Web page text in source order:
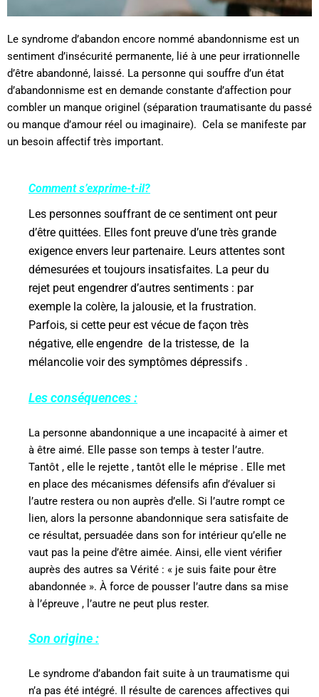
Le syndrome d’abandon encore nommé abandonnisme est un
sentiment d’insécurité permanente, lié à une peur irrationnelle
d’être abandonné, laissé. La personne qui souffre d’un état
d’abandonnisme est en demande constante d’affection pour
combler un manque originel (séparation traumatisante du passé
ou manque d’amour réel ou imaginaire). Cela se manifeste par
un besoin affectif très important.
Comment s’exprime-t-il?
Les personnes souffrant de ce sentiment ont peur
d’être quittées. Elles font preuve d’une très grande
exigence envers leur partenaire. Leurs attentes sont
démesurées et toujours insatisfaites. La peur du
rejet peut engendrer d’autres sentiments : par
exemple la colère, la jalousie, et la frustration.
Parfois, si cette peur est vécue de façon très
négative, elle engendre de la tristesse, de la
mélancolie voir des symptômes dépressifs .
Les conséquences :
La personne abandonnique a une incapacité à aimer et
à être aimé. Elle passe son temps à tester l’autre.
Tantôt , elle le rejette , tantôt elle le méprise . Elle met
en place des mécanismes défensifs afin d’évaluer si
l’autre restera ou non auprès d’elle. Si l’autre rompt ce
lien, alors la personne abandonnique sera satisfaite de
ce résultat, persuadée dans son for intérieur qu’elle ne
vaut pas la peine d’être aimée. Ainsi, elle vient vérifier
auprès des autres sa Vérité : « je suis faite pour être
abandonnée ». À force de pousser l’autre dans sa mise
à l’épreuve , l’autre ne peut plus rester.
Son origine :
Le syndrome d’abandon fait suite à un traumatisme qui
n’a pas été intégré. Il résulte de carences affectives qui